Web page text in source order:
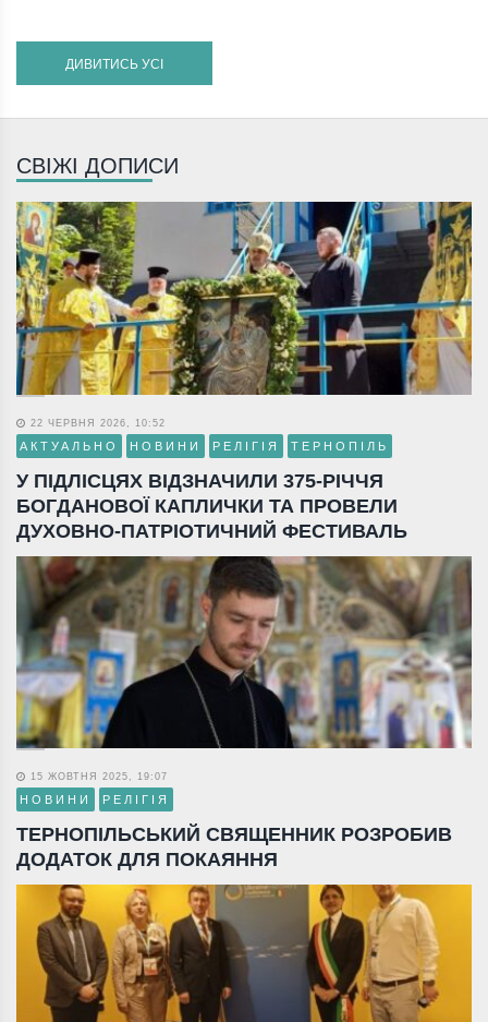
ДИВИТИСЬ УСІ
СВІЖІ ДОПИСИ
22 ЧЕРВНЯ 2026, 10:52
АКТУАЛЬНО НОВИНИ РЕЛІГІЯ ТЕРНОПІЛЬ
У ПІДЛІСЦЯХ ВІДЗНАЧИЛИ 375-РІЧЧЯ
БОГДАНОВОЇ КАПЛИЧКИ ТА ПРОВЕЛИ
ДУХОВНО-ПАТРІОТИЧНИЙ ФЕСТИВАЛЬ
15 ЖОВТНЯ 2025, 19:07
НОВИНИ РЕЛІГІЯ
ТЕРНОПІЛЬСЬКИЙ СВЯЩЕННИК РОЗРОБИВ
ДОДАТОК ДЛЯ ПОКАЯННЯ